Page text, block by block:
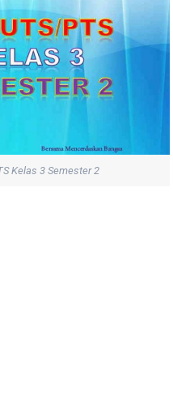
Kelas 3 Semester 2